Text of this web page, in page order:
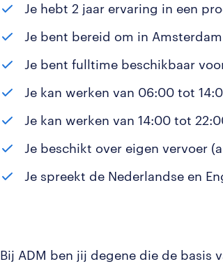
Je hebt 2 jaar ervaring in een
Je bent bereid om in
Je bent fulltime beschikbaar
Je kan werken van 06:00 tot
Je kan werken van 14:00 tot
Je beschikt over eigen vervoer
Je spreekt de Nederlandse en
Bij ADM ben jij degene die de